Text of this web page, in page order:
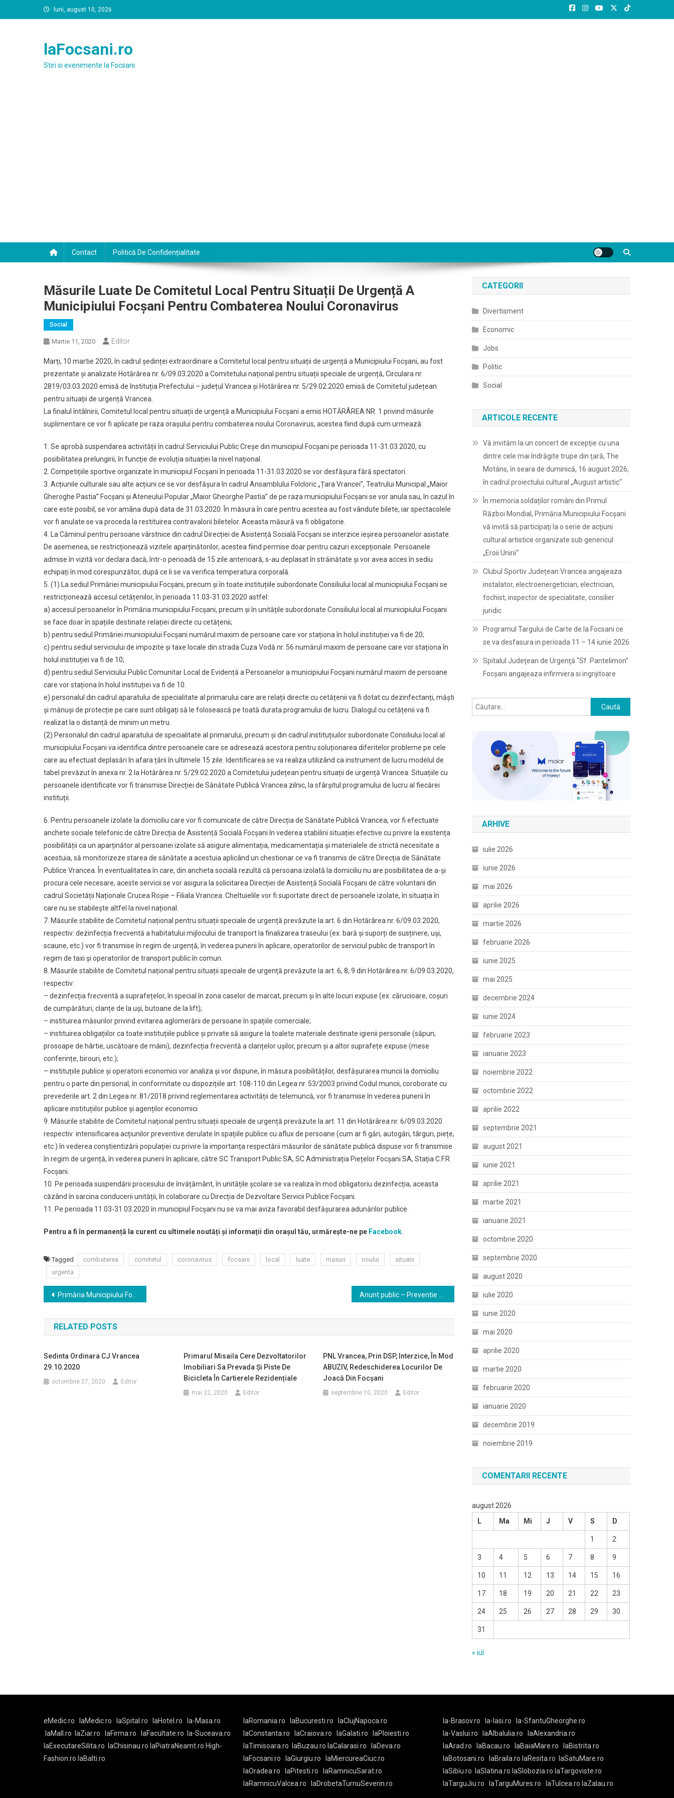
to
luni, august 10, 2026
laFocsani.ro
Stiri si evenimente la Focsani
Contact Politică De Confidențialitate
Măsurile Luate De Comitetul Local Pentru Situații De Urgență A
Municipiului Focșani Pentru Combaterea Noului Coronavirus
Social
Martie 11, 2020 Editor
Marți, 10 martie 2020, în cadrul ședinței extraordinare a Comitetul local pentru situații de urgență a Municipiului Focșani, au fost
prezentate și analizate Hotărârea nr. 6/09.03.2020 a Comitetului național pentru situații speciale de urgență, Circulara nr.
2819/03.03.2020 emisă de Instituția Prefectului – județul Vrancea și Hotărârea nr. 5/29.02.2020 emisă de Comitetul județean
pentru situații de urgență Vrancea.
La finalul întâlnirii, Comitetul local pentru situații de urgență a Municipiului Focșani a emis HOTĂRÂREA NR. 1 privind măsurile
suplimentare ce vor fi aplicate pe raza orașului pentru combaterea noului Coronavirus, acestea fiind după cum urmează:
1. Se aprobă suspendarea activității în cadrul Serviciului Public Creșe din municipiul Focșani pe perioada 11-31.03.2020, cu
posibilitatea prelungirii, în funcție de evoluția situației la nivel național.
2. Competițiile sportive organizate în municipiul Focșani în perioada 11-31.03.2020 se vor desfășura fără spectatori.
3. Acțiunile culturale sau alte acțiuni ce se vor desfășura în cadrul Ansamblului Folcloric „Țara Vrancei”, Teatrului Municipal „Maior
Gheroghe Pastia” Focșani și Ateneului Popular „Maior Gheorghe Pastia” de pe raza municipiului Focșani se vor anula sau, în cazul în
care este posibil, se vor amâna după data de 31.03.2020. În măsura în care pentru acestea au fost vândute bilete, iar spectacolele
vor fi anulate se va proceda la restituirea contravalorii biletelor. Aceasta măsură va fi obligatorie.
4. La Căminul pentru persoane vârstnice din cadrul Direcției de Asistență Socială Focșani se interzice ieșirea persoanelor asistate.
De asemenea, se restricționează vizitele aparținătorilor, acestea fiind permise doar pentru cazuri excepționale. Persoanele
admise în vizită vor declara dacă, într-o perioadă de 15 zile anterioară, s-au deplasat în străinătate și vor avea acces în sediu
echipați în mod corespunzător, după ce li se va verifica temperatura corporală.
5. (1) La sediul Primăriei municipiului Focșani, precum și în toate instituțiile subordonate Consiliului local al municipiului Focșani se
restricționează accesul cetățenilor, în perioada 11.03-31.03.2020 astfel:
a) accesul persoanelor în Primăria municipiului Focșani, precum și în unitățile subordonate Consiliului local al municipiului Focșani
se face doar în spațiile destinate relației directe cu cetățenii;
b) pentru sediul Primăriei municipiului Focșani numărul maxim de persoane care vor staționa în holul instituției va fi de 20;
c) pentru sediul serviciului de impozite și taxe locale din strada Cuza Vodă nr. 56 numărul maxim de persoane care vor staționa în
holul instituției va fi de 10;
d) pentru sediul Serviciului Public Comunitar Local de Evidență a Persoanelor a municipiului Focșani numărul maxim de persoane
care vor staționa în holul instituției va fi de 10.
e) personalul din cadrul aparatului de specialitate al primarului care are relații directe cu cetățenii va fi dotat cu dezinfectanți, măști
și mănuși de protecție pe care sunt obligați să le folosească pe toată durata programului de lucru. Dialogul cu cetățenii va fi
realizat la o distanță de minim un metru.
(2) Personalul din cadrul aparatului de specialitate al primarului, precum și din cadrul instituțiuilor subordonate Consiliului local al
municipiului Focșani va identifica dintre persoanele care se adresează acestora pentru soluționarea diferitelor probleme pe cele
care au efectuat deplasări în afara țării în ultimele 15 zile. Identificarea se va realiza utilizând ca instrument de lucru modelul de
tabel prevăzut în anexa nr. 2 la Hotărârea nr. 5/29.02.2020 a Comitetului județean pentru situații de urgență Vrancea. Situațiile cu
persoanele identificate vor fi transmise Direcției de Sănătate Publică Vrancea zilnic, la sfârșitul programului de lucru al fiecărei
instituții.
6. Pentru persoanele izolate la domiciliu care vor fi comunicate de către Direcția de Sănătate Publică Vrancea, vor fi efectuate
anchete sociale telefonic de către Direcția de Asistență Socială Focșani în vederea stabilirii situației efective cu privire la existența
posibilității ca un aparținător al persoanei izolate să asigure alimentația, medicamentația și materialele de strictă necesitate a
acestuia, să monitorizeze starea de sănătate a acestuia aplicând un chestionar ce va fi transmis de către Direcția de Sănătate
Publice Vrancea. În eventualitatea în care, din ancheta socială rezultă că persoana izolată la domiciliu nu are posibilitatea de a-și
procura cele necesare, aceste servicii se vor asigura la solicitarea Direcției de Asistență Socială Focșani de către voluntarii din
cadrul Societății Naționale Crucea Roșie – Filiala Vrancea. Cheltuielile vor fi suportate direct de persoanele izolate, în situația în
care nu se stabilește altfel la nivel național.
7. Măsurile stabilite de Comitetul național pentru situații speciale de urgență prevăzute la art. 6 din Hotărârea nr. 6/09.03.2020,
respectiv: dezinfecția frecventă a habitatului mijlocului de transport la finalizarea traseului (ex. bară și suporți de susținere, uși,
scaune, etc.) vor fi transmise în regim de urgență, în vederea punerii în aplicare, operatorilor de serviciul public de transport în
regim de taxi și operatorilor de transport public în comun.
8. Măsurile stabilite de Comitetul național pentru situații speciale de urgență prevăzute la art. 6, 8, 9 din Hotărârea nr. 6/09.03.2020,
respectiv:
– dezinfecția frecventă a suprafețelor, în special în zona caselor de marcat, precum și în alte locuri expuse (ex. cărucioare, coșuri
de cumpărături, clanțe de la uși, butoane de la lift);
– instituirea măsurilor privind evitarea aglomerării de persoane în spațiile comerciale;
– instituirea obligațiilor ca toate instituțiile publice și private să asigure la toalete materiale destinate igienii personale (săpun,
prosoape de hârtie, uscătoare de mâini), dezinfecția frecventă a clanțelor ușilor, precum și a altor suprafețe expuse (mese
conferințe, birouri, etc.);
– instituțiile publice și operatorii economici vor analiza și vor dispune, în măsura posibilităților, desfășurarea muncii la domiciliu
pentru o parte din personal, în conformitate cu dispozițiile art. 108-110 din Legea nr. 53/2003 privind Codul muncii, coroborate cu
prevederile art. 2 din Legea nr. 81/2018 privind reglementarea activității de telemuncă, vor fi transmise în vederea punerii în
aplicare instituțiilor publice și agenților economici.
9. Măsurile stabilite de Comitetul național pentru situații speciale de urgență prevăzute la art. 11 din Hotărârea nr. 6/09.03.2020
respectiv: intensificarea acțiunilor preventive derulate în spațiile publice cu aflux de persoane (cum ar fi gări, autogări, târguri, piețe,
etc.) în vederea conștientizării populației cu privire la importanța respectării măsurilor de sănătate publică dispuse vor fi transmise
în regim de urgență, în vederea punerii în aplicare, către SC Transport Public SA, SC Administrația Piețelor Focșani SA, Stația C.F.R.
Focșani.
10. Pe perioada suspendării procesului de învățământ, în unitățile școlare se va realiza în mod obligatoriu dezinfecția, aceasta
căzând în sarcina conducerii unității, în colaborare cu Direcția de Dezvoltare Servicii Publice Focșani.
11. Pe perioada 11.03-31.03.2020 în municipiul Focșani nu se va mai aviza favorabil desfășurarea adunărilor publice.
Pentru a fi în permanență la curent cu ultimele noutăți și informații din orașul tău, urmărește-ne pe Facebook
Tagged combaterea comitetul coronavirus focsani local luate masuri noului
situatii
urgenta
Navigare
în
articole
Primăria Municipiului Focșani sfătuiește cetățenii să folosească servicii on line
RELATED POSTS
Sedinta Ordinara CJ Vrancea
29.10.2020
octombrie 27, 2020 Editor
Primarul Misaila Cere Dezvoltatorilor
Imobiliari Sa Prevada Și Piste De
Bicicleta În Cartierele Rezidențiale
mai 22, 2020 Editor
PNL Vrancea, Prin DSP, Interzice, În Mod
ABUZIV, Redeschiderea Locurilor De
Joacă Din Focșani
septembrie 10, 2020 Editor
CATEGORII
Divertisment
Economic
Jobs
Politic
Social
ARTICOLE RECENTE
Vă invităm la un concert de excepţie cu una
dintre cele mai îndrăgite trupe din ţară, The
Motáns, în seara de duminică, 16 august 2026,
în cadrul proiectului cultural „August artistic“
În memoria soldaților români din Primul
Război Mondial, Primăria Municipiului Focșani
vă invită să participaţi la o serie de acţiuni
cultural artistice organizate sub genericul
„Eroii Unirii“
Clubul Sportiv Județean Vrancea angajeaza
instalator, electroenergetician, electrician,
fochist, inspector de specialitate, consilier
juridic
Programul Targului de Carte de la Focsani ce
se va desfasura in perioada 11 – 14 iunie 2026
Spitalul Judeţean de Urgenţă “Sf. Pantelimon”
Focşani angajeaza infirmiera si ingrijitoare
Caută
după:
ARHIVE
iulie 2026
iunie 2026
mai 2026
aprilie 2026
martie 2026
februarie 2026
iunie 2025
mai 2025
decembrie 2024
iunie 2024
februarie 2023
ianuarie 2023
noiembrie 2022
octombrie 2022
aprilie 2022
septembrie 2021
august 2021
iunie 2021
aprilie 2021
martie 2021
ianuarie 2021
octombrie 2020
septembrie 2020
august 2020
iulie 2020
iunie 2020
mai 2020
aprilie 2020
martie 2020
februarie 2020
ianuarie 2020
decembrie 2019
noiembrie 2019
COMENTARII RECENTE
august 2026
L
Ma Mi J V S D
1 2
3 4 5 6 7 8 9
10 11 12 13 14 15 16
17 18 19 20 21 22 23
24 25 26 27 28 29 30
31
« iul.
eMedic.ro laMedic.ro laSpital.ro laHotel.ro
la-Masa.ro
laMall.ro
laZiar.ro laFirma.ro laFacultate.ro
la-Suceava.ro
laExecutareSilita.ro
laChisinau.ro laPiatraNeamt.ro High-
Fashion.ro laBalti.ro
laRomania.ro laBucuresti.ro
laClujNapoca.ro
laConstanta.ro
laCraiova.ro laGalati.ro
laPloiesti.ro
laTimisoara.ro
laBuzau.ro laCalarasi.ro
laDeva.ro
laFocsani.ro
laGiurgiu.ro
laMiercureaCiuc.ro
laOradea.ro
laPitesti.ro
laRamnicuSarat.ro
laRamnicuValcea.ro
laDrobetaTurnuSeverin.ro
la-Brasov.ro la-Iasi.ro
la-SfantuGheorghe.ro
la-Vaslui.ro
laAlbaIulia.ro
laAlexandria.ro
laArad.ro
laBacau.ro laBaiaMare.ro
laBistrita.ro
laBotosani.ro
laBraila.ro laResita.ro
laSatuMare.ro
laSibiu.ro
laSlatina.ro laSlobozia.ro laTargoviste.ro
laTarguJiu.ro
laTarguMures.ro laTulcea.ro laZalau.ro